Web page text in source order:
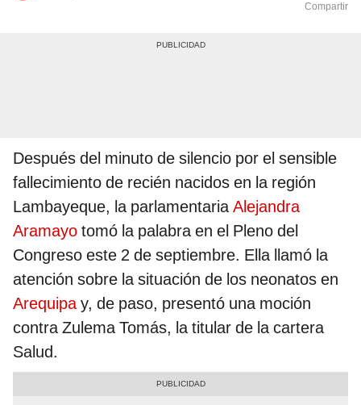
Compartir
Después del minuto de silencio por el sensible
fallecimiento de recién nacidos en la región
Lambayeque, la parlamentariaAlejandra
Aramayo tomó la palabra en el Pleno del
Congreso este 2 de septiembre. Ella llamó la
atención sobre la situación de los neonatos en
Arequipay, de paso, presentó una moción
contra Zulema Tomás, la titular de la cartera
Salud.